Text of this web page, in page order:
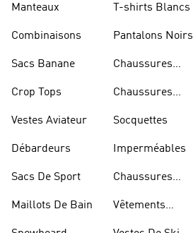
Manteaux
Combinaisons
Sacs Banane
Crop Tops
Vestes Aviateur
Débardeurs
Sacs De Sport
Maillots De Bain
T-shirts Blancs
Pantalons Noirs
Chaussures
Chaussures
Socquettes
Imperméables
Chaussures
Vêtements